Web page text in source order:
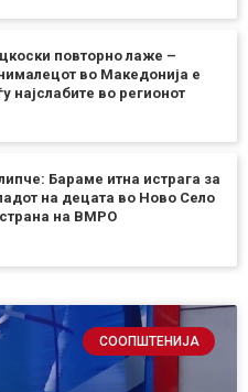
повторно лаже –
во Македонија е
најслабите во регионот
Бараме итна истрага за
на децата во Ново Село
на ВМРО
СООПШТЕНИЈА